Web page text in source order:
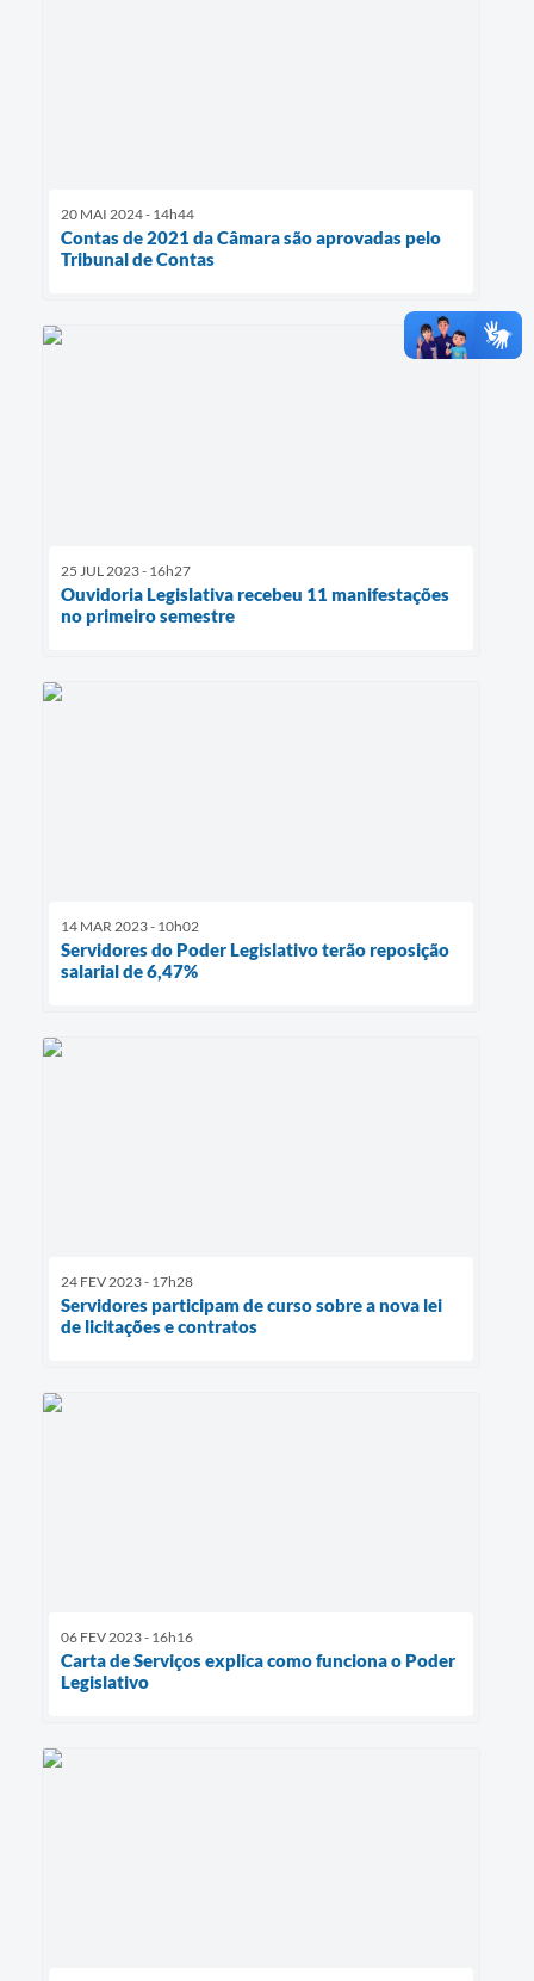
20 MAI 2024 - 14h44
Contas de 2021 da Câmara são aprovadas pelo
Tribunal de Contas
25 JUL 2023 - 16h27
Ouvidoria Legislativa recebeu 11 manifestações
no primeiro semestre
14 MAR 2023 - 10h02
Servidores do Poder Legislativo terão reposição
salarial de 6,47%
24 FEV 2023 - 17h28
Servidores participam de curso sobre a nova lei
de licitações e contratos
06 FEV 2023 - 16h16
Carta de Serviços explica como funciona o Poder
Legislativo